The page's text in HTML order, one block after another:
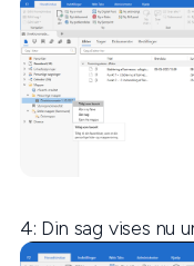
4: Din sag vises